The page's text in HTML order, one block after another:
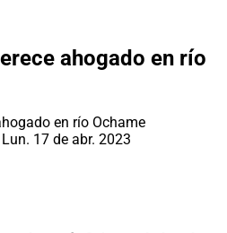
ahogado en río
Lun. 17 de abr. 2023